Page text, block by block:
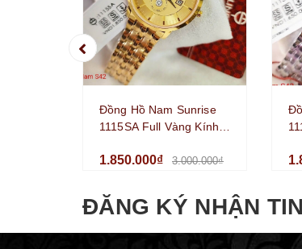
Set
Đồng
Hồ
Và
Dây
Đồng
Hồ
chuyền
Tay
Đồng Hồ Nam Sunrise
1115SA Full Vàng Kính
Chính Hãng
1.850.000₫ 3.000.000₫
ĐĂNG KÝ NHẬN